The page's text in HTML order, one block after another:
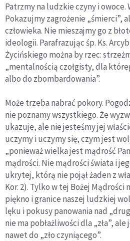
Patrzmy na ludzkie czyny i owoce.
Pokazujmy zagrożenie „śmierci”,
człowieka. Nie mieszajmy go z
ideologii. Parafrazując śp. Ks.
Życińskiego można by rzec:
„mentalnością czołgisty, dla
albo do zbombardowania”.
Może trzeba nabrać pokory.
nie poznamy wszystkiego. Że
ukazuje, ale nie jesteśmy jej
uczymy i uczymy się, czym jest
„ponieważ wielka jest mądrość
mądrości. Nie mądrości świata i
ukrytej, którą nie pojął żaden z
Kor. 2). Tylko w tej Bożej Mądrości
piękno i granice naszej ludzkiej
lęku i pokusy panowania nad
nie ma pobłażliwości dla „zła”,
nawet do „zło czyniącego”.